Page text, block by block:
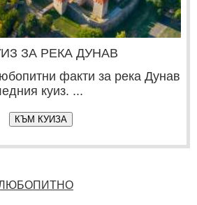
ЗА РЕКА ДУНАВ
факти за река Дунав
куиз. ...
КЪМ КУИЗА